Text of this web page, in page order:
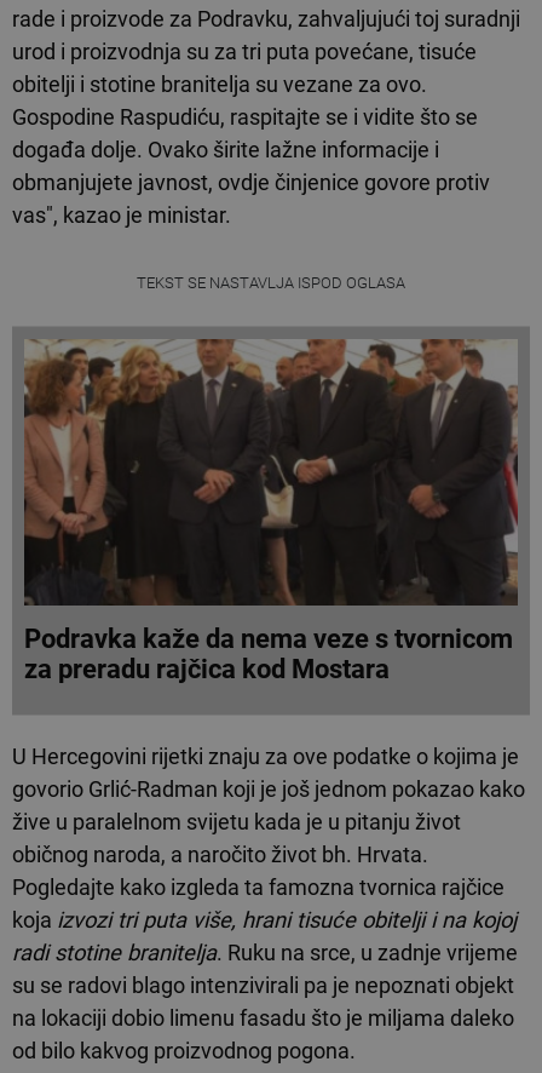
rade i proizvode za Podravku, zahvaljujući toj suradnji
urod i proizvodnja su za tri puta povećane, tisuće
obitelji i stotine branitelja su vezane za ovo.
Gospodine Raspudiću, raspitajte se i vidite što se
događa dolje. Ovako širite lažne informacije i
obmanjujete javnost, ovdje činjenice govore protiv
vas", kazao je ministar.
TEKST SE NASTAVLJA ISPOD OGLASA
Podravka kaže da nema veze s tvornicom
za preradu rajčica kod Mostara
U Hercegovini rijetki znaju za ove podatke o kojima je
govorio Grlić-Radman koji je još jednom pokazao kako
žive u paralelnom svijetu kada je u pitanju život
običnog naroda, a naročito život bh. Hrvata.
Pogledajte kako izgleda ta famozna tvornica rajčice
koja izvozi tri puta više, hrani tisuće obitelji i na kojoj
radi stotine branitelja. Ruku na srce, u zadnje vrijeme
su se radovi blago intenzivirali pa je nepoznati objekt
na lokaciji dobio limenu fasadu što je miljama daleko
od bilo kakvog proizvodnog pogona.